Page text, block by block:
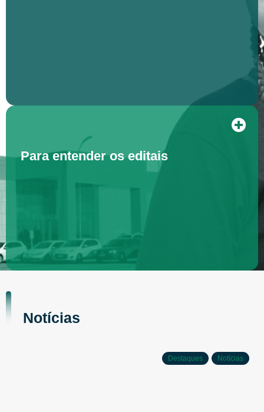
Para entender os editais
Notícias
Destaques Notícias